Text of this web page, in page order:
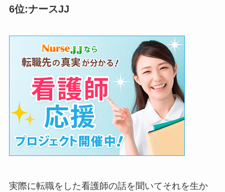
6位:ナースJJ
実際に転職をした看護師の話を聞いてそれを生か